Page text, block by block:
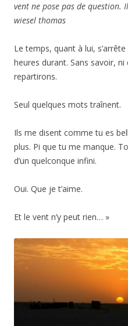
vent ne pose pas de question.
wiesel thomas
Le temps, quant à lui,
heures durant. Sans savoir,
repartirons.
Seul quelques mots traînent.
Ils me disent comme tu es
plus. Pi que tu me manque.
d’un quelconque infini.
Oui. Que je t’aime.
Et le vent n’y peut rien… »